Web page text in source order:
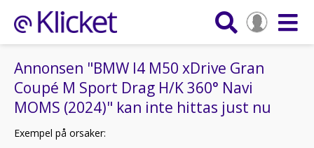
Annonsen "BMW I4 M50 xDrive Gran
Coupé M Sport Drag H/K 360° Navi
MOMS (2024)" kan inte hittas just nu
Exempel på orsaker: